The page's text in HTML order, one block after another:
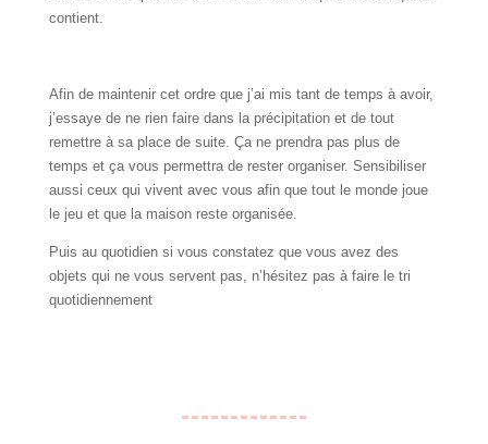
contient.
Afin de maintenir cet ordre que j’ai mis tant de temps à avoir,
j’essaye de ne rien faire dans la précipitation et de tout
remettre à sa place de suite. Ça ne prendra pas plus de
temps et ça vous permettra de rester organiser. Sensibiliser
aussi ceux qui vivent avec vous afin que tout le monde joue
le jeu et que la maison reste organisée.
Puis au quotidien si vous constatez que vous avez des
objets qui ne vous servent pas, n’hésitez pas à faire le tri
quotidiennement